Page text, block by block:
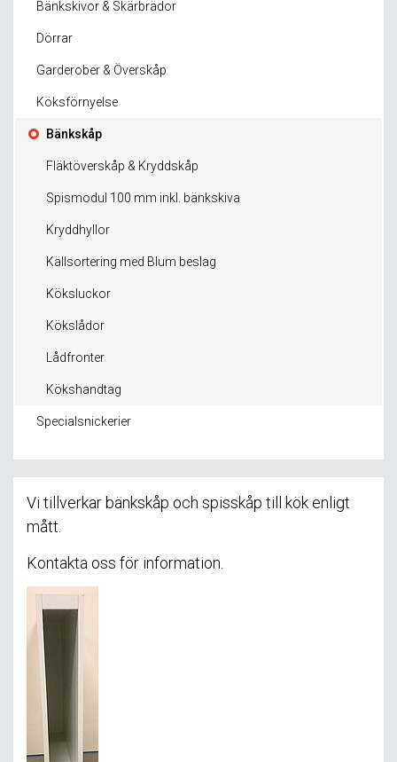
Bänkskivor & Skärbrädor
Dörrar
Garderober & Överskåp
Köksförnyelse
Bänkskåp
Fläktöverskåp & Kryddskåp
Spismodul 100 mm inkl. bänkskiva
Kryddhyllor
Källsortering med Blum beslag
Köksluckor
Kökslådor
Lådfronter
Kökshandtag
Specialsnickerier
Vi tillverkar bänkskåp och spisskåp till kök enligt
mått.
Kontakta oss för information.